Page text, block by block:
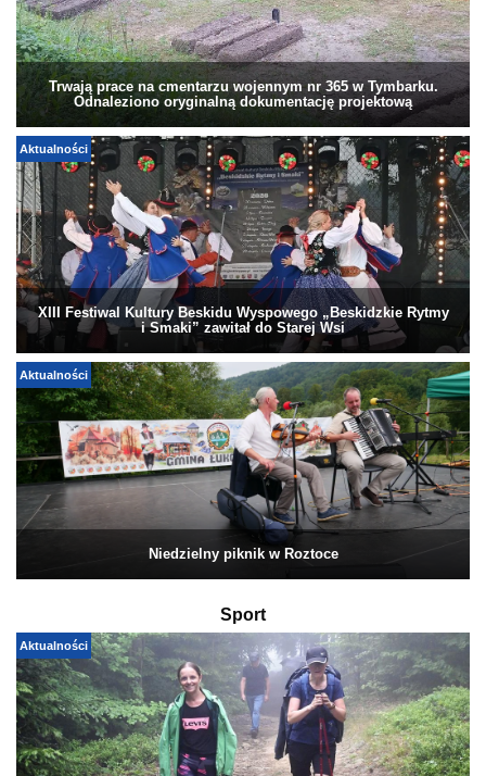
Trwają prace na cmentarzu wojennym nr 365 w Tymbarku.
Odnaleziono oryginalną dokumentację projektową
Aktualności
XIII Festiwal Kultury Beskidu Wyspowego „Beskidzkie Rytmy
i Smaki” zawitał do Starej Wsi
Aktualności
Niedzielny piknik w Roztoce
Sport
Aktualności